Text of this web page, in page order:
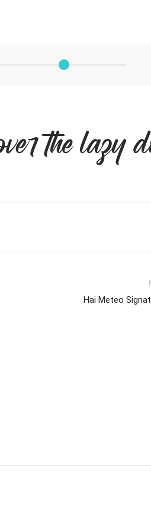
the lazy
Hai Meteo